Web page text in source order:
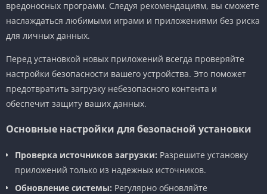
вредоносных программ. Следуя рекомендациям, вы сможете
наслаждаться любимыми играми и приложениями без риска
для личных данных.
Перед установкой новых приложений всегда проверяйте
настройки безопасности вашего устройства. Это поможет
предотвратить загрузку небезопасного контента и
обеспечит защиту ваших данных.
Основные настройки для безопасной установки
Проверка источников загрузки: Разрешите установку
приложений только из надежных источников.
Обновление системы: Регулярно обновляйте